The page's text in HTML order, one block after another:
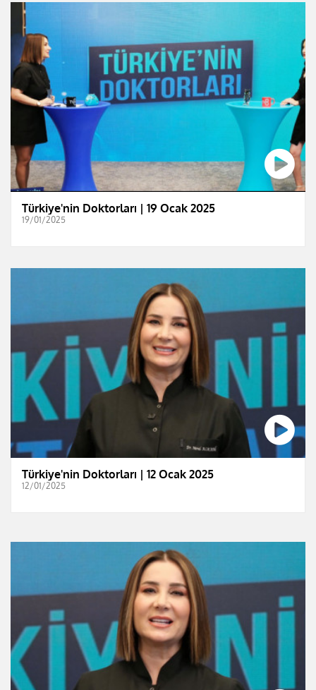
Türkiye'nin Doktorları | 19 Ocak 2025
19/01/2025
Türkiye'nin Doktorları | 12 Ocak 2025
12/01/2025